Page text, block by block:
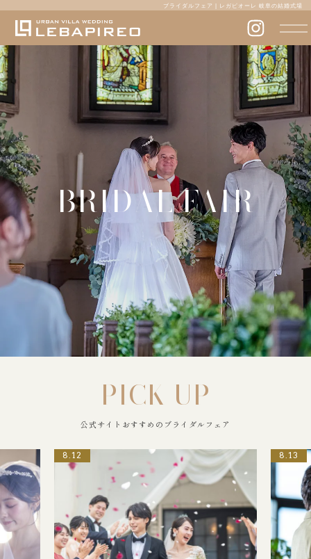
ブライダルフェア | レガピオーレ 岐阜の結婚式場
BRIDAL FAIR
PICK UP
公式サイトおすすめのブライダルフェア
8.12 8.13